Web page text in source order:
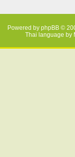
Powered by phpBB ©
Thai language by